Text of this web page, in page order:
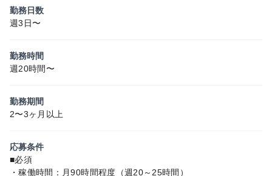
勤務日数
週3日〜
勤務時間
週20時間〜
勤務期間
2〜3ヶ月以上
応募条件
■必須
・稼働時間：月90時間程度（週20～25時間）